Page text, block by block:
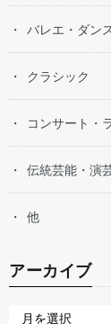
バレエ・ダン
クラシック
コンサート・
伝統芸能・演
他
アーカイブ